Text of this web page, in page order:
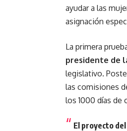
ayudar a las
asignación
La primera
presidente de
legislativo.
las comisiones
los 1000 días de
El proyecto